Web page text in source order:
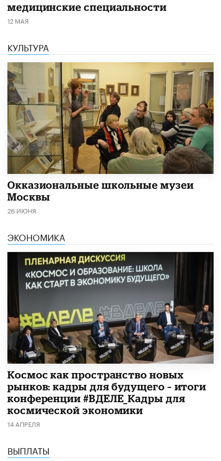
медицинские специальности
12 МАЯ
КУЛЬТУРА
​Окказиональные школьные музеи
Москвы
26 ИЮНЯ
ЭКОНОМИКА
Космос как пространство новых
рынков: кадры для будущего – итоги
конференции #ВДЕЛЕ_Кадры для
космической экономики
14 АПРЕЛЯ
ВЫПЛАТЫ